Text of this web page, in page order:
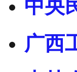
中央
广西